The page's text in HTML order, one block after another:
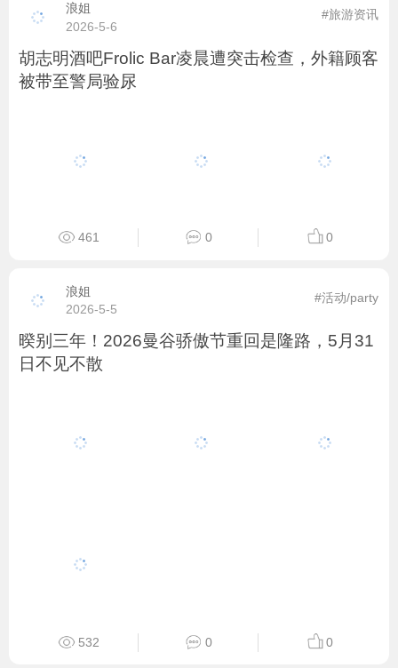
浪姐
2026-5-6
#旅游资讯
胡志明酒吧Frolic Bar凌晨遭突击检查，外籍顾客
被带至警局验尿
461 0 0
浪姐
2026-5-5
#活动/party
暌别三年！2026曼谷骄傲节重回是隆路，5月31
日不见不散
532 0 0